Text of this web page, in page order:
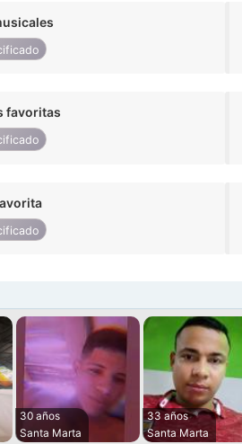
favoritas
30 años
Santa Marta
33 años
Santa Marta